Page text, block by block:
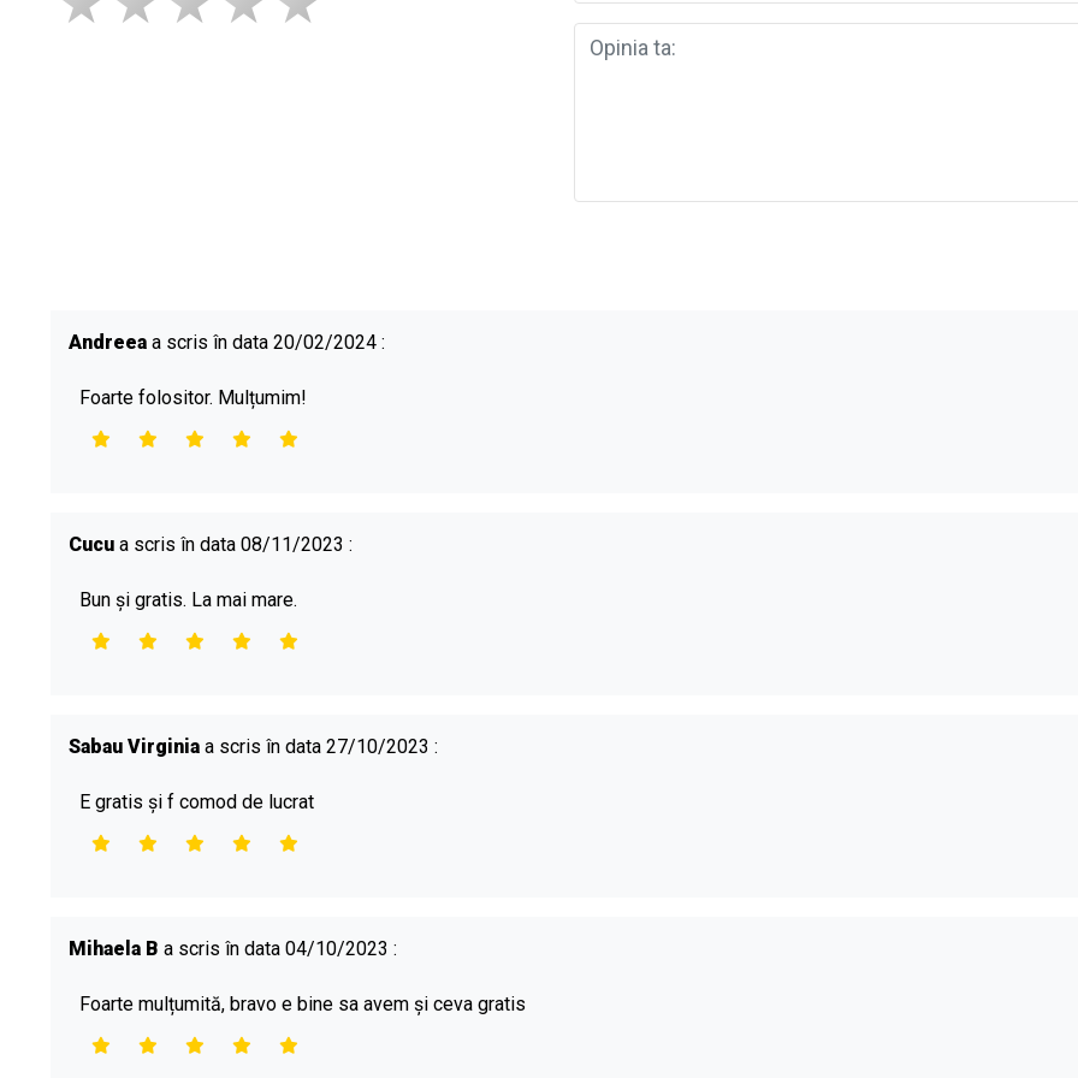
Andreea a scris în data 20/02/2024 :
Foarte folositor. Mulțumim!
Cucu a scris în data 08/11/2023 :
Bun și gratis. La mai mare.
Sabau Virginia a scris în data 27/10/2023 :
E gratis și f comod de lucrat
Mihaela B a scris în data 04/10/2023 :
Foarte mulțumită, bravo e bine sa avem și ceva gratis